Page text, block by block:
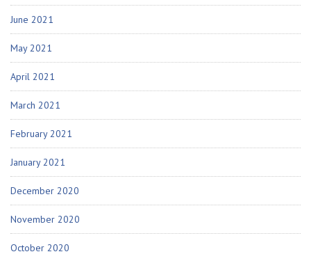
June 2021
May 2021
April 2021
March 2021
February 2021
January 2021
December 2020
November 2020
October 2020